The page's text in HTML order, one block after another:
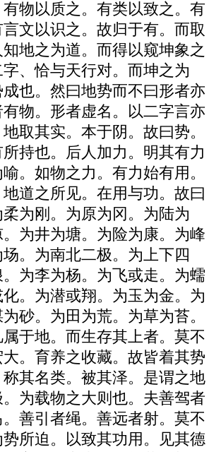
物以质之。有类以致之。有
文以识之。故归于有。而取
地之为道。而得以窥坤象之
、恰与天行对。而坤之为
也。然曰地势而不曰形者亦
物。形者虚名。以二字言亦
取其实。本于阴。故曰势。
持也。后人加力。明其有力
。如物之力。有力始有用。
道之所见。在用与功。故曰
为刚。为原为冈。为陆为
为井为塘。为险为康。为峰
。为南北二极。为上下四
为李为杨。为飞或走。为蠕
。为潜或翔。为玉为金。为
砂。为田为荒。为草为苔。
于地。而生存其上者。莫不
。育养之收藏。故皆着其势
其名类。被其泽。是谓之地
为载物之大则也。夫善驾者
善引者绳。善远者射。莫不
所迫。以致其功用。见其德